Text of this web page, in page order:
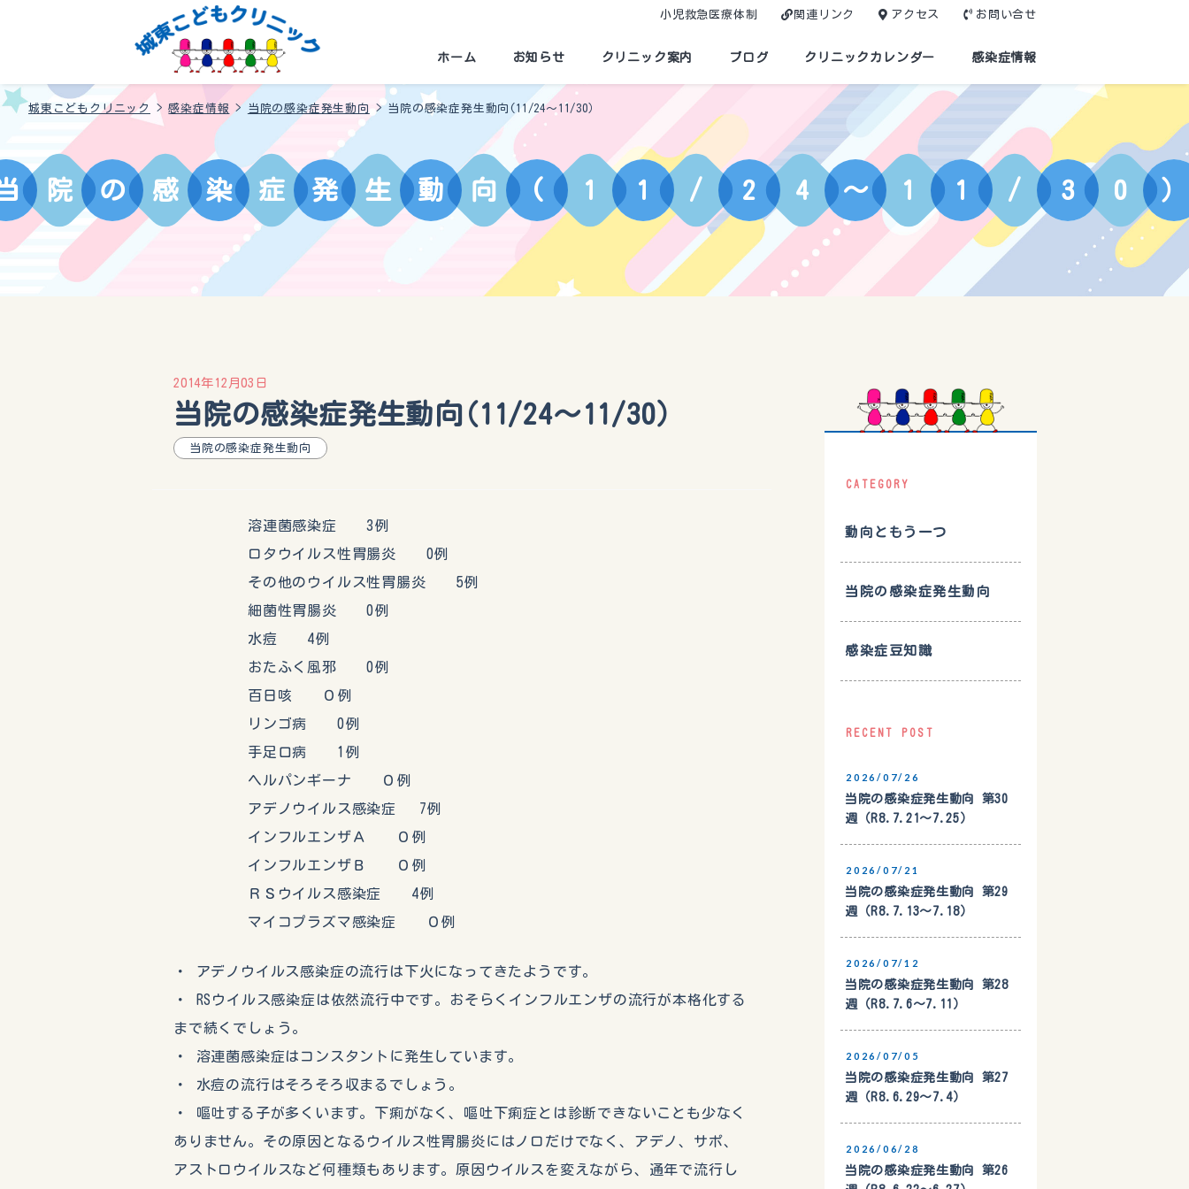
小児救急医療体制 関連リンク アクセス お問い合せ
ホーム お知らせ クリニック案内 ブログ クリニックカレンダー 感染症情報
城東こどもクリニック >感染症情報 > 当院の感染症発生動向 > 当院の感染症発生動向(11/24～11/30）
院 の 感 染 症 発 生 動 向 ( 1 1 / 2 4 ～ 1 1 / 3 0 ）
2014年12月03日
当院の感染症発生動向(11/24～11/30）
当院の感染症発生動向
溶連菌感染症 3例
ロタウイルス性胃腸炎 0例
その他のウイルス性胃腸炎 5例
細菌性胃腸炎 0例
水痘 4例
おたふく風邪 0例
百日咳 ０例
リンゴ病 0例
手足口病 1例
ヘルパンギーナ ０例
アデノウイルス感染症 7例
インフルエンザＡ ０例
インフルエンザＢ ０例
ＲＳウイルス感染症 4例
マイコプラズマ感染症 ０例
・ アデノウイルス感染症の流行は下火になってきたようです。
・ RSウイルス感染症は依然流行中です。おそらくインフルエンザの流行が本格化する
まで続くでしょう。
・ 溶連菌感染症はコンスタントに発生しています。
・ 水痘の流行はそろそろ収まるでしょう。
・ 嘔吐する子が多くいます。下痢がなく、嘔吐下痢症とは診断できないことも少なく
ありません。その原因となるウイルス性胃腸炎にはノロだけでなく、アデノ、サポ、
アストロウイルスなど何種類もあります。原因ウイルスを変えながら、通年で流行し
CATEGORY
動向ともう一つ
当院の感染症発生動向
感染症豆知識
RECENT POST
2026/07/26
当院の感染症発生動向 第30
週（R8.7.21〜7.25）
2026/07/21
当院の感染症発生動向 第29
週（R8.7.13〜7.18）
2026/07/12
当院の感染症発生動向 第28
週（R8.7.6〜7.11）
2026/07/05
当院の感染症発生動向 第27
週（R8.6.29〜7.4）
2026/06/28
当院の感染症発生動向 第26